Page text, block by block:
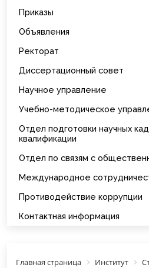
Приказы
Объявления
Ректорат
Диссертационный совет
Научное управление
Учебно-методическое
Отдел подготовки научных
квалификации
Отдел по связям с
Международное
Противодействие коррупции
Контактная информация
Главная страница Институт